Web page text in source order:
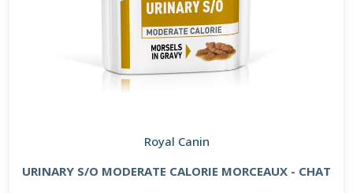
Royal Canin
URINARY S/O MODERATE CALORIE MORCEAUX - CHAT